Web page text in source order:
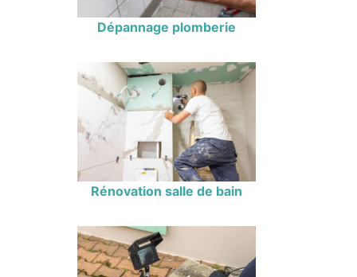
Dépannage plomberie
Rénovation salle de bain